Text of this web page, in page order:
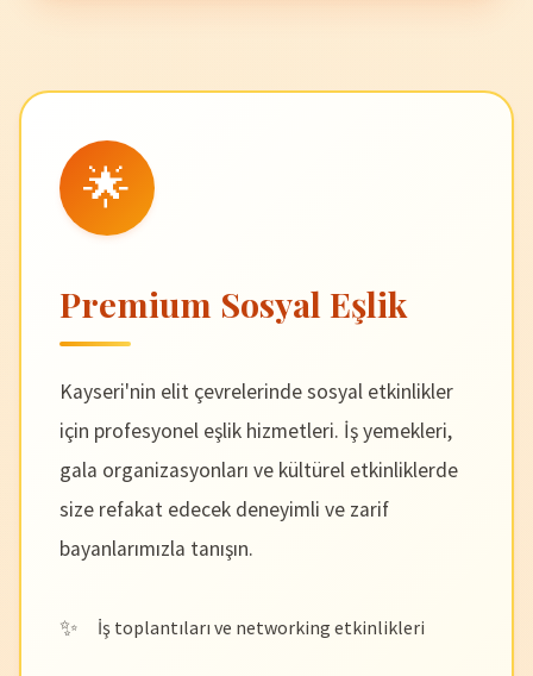
🌟
Premium Sosyal Eşlik
Kayseri'nin elit çevrelerinde sosyal etkinlikler
için profesyonel eşlik hizmetleri. İş yemekleri,
gala organizasyonları ve kültürel etkinliklerde
size refakat edecek deneyimli ve zarif
bayanlarımızla tanışın.
İş toplantıları ve networking etkinlikleri